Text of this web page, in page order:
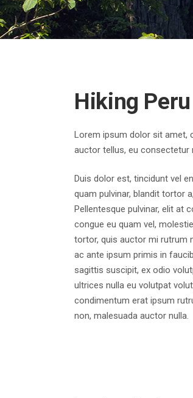
Hiking Peru
Lorem ipsum dolor sit amet,
auctor tellus, eu consectetur
Duis dolor est, tincidunt vel
quam pulvinar, blandit tortor
Pellentesque pulvinar, elit at
congue eu quam vel,
tortor, quis auctor mi rutrum
ac ante ipsum primis in
sagittis suscipit, ex odio
ultrices nulla eu volutpat
condimentum erat ipsum
non, malesuada auctor nulla.